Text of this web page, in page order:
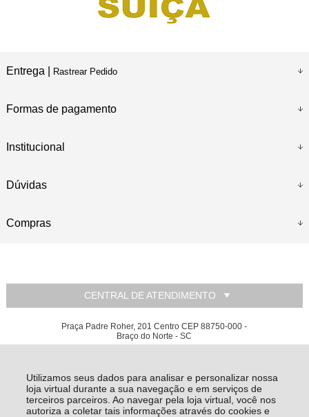
Utilizamos seus dados para analisar e personalizar nossa
loja virtual durante a sua navegação e em serviços de
terceiros parceiros. Ao navegar pela loja virtual, você nos
autoriza a coletar tais informações através do cookies e
Entrega | Rastrear Pedido
Formas de pagamento
Institucional
Dúvidas
Compras
CENTRAL DE ATENDIMENTO
Praça Padre Roher, 201 Centro CEP 88750-000 -
Braço do Norte - SC
Todos os direitos reservados
Relojoaria e Ótica Suiça-